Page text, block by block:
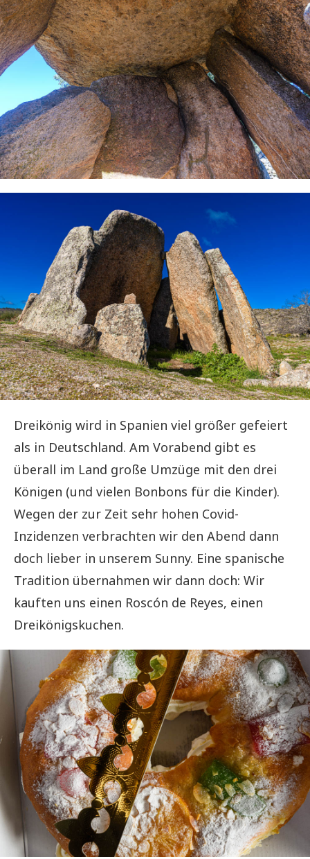
Dreikönig wird in Spanien viel größer gefeiert
als in Deutschland. Am Vorabend gibt es
überall im Land große Umzüge mit den drei
Königen (und vielen Bonbons für die Kinder).
Wegen der zur Zeit sehr hohen Covid-
Inzidenzen verbrachten wir den Abend dann
doch lieber in unserem Sunny. Eine spanische
Tradition übernahmen wir dann doch: Wir
kauften uns einen Roscón de Reyes, einen
Dreikönigskuchen.